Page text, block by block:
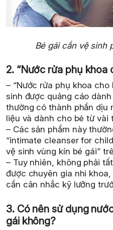
Bé gái cần vệ sinh
2. “Nước rửa phụ khoa
– “Nước rửa phụ khoa cho
sinh được quảng cáo
thường có thành phần dịu
liệu và dành cho bé từ vài
– Các sản phẩm này
“intimate cleanser for
vệ sinh vùng kín bé gái”
– Tuy nhiên, không phải
được chuyên gia nhi
cần cân nhắc kỹ lưỡng
3. Có nên sử dụng
gái không?